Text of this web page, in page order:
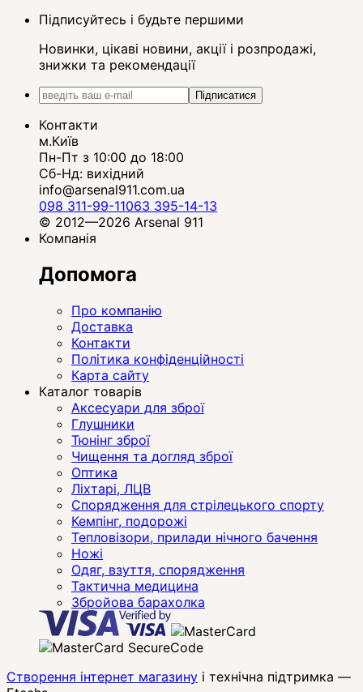
Підписуйтесь і будьте першими
Новинки, цікаві новини, акції і розпродажі,
знижки та рекомендації
Підписатися
Контакти
м.Київ
Пн-Пт з 10:00 до 18:00
Сб-Нд: вихідний
info@arsenal911.com.ua
098 311-99-11063 395-14-13
© 2012—2026 Arsenal 911
Компанія
Допомога
Про компанію
Доставка
Контакти
Політика конфіденційності
Карта сайту
Каталог товарів
Аксесуари для зброї
Глушники
Тюнінг зброї
Чищення та догляд зброї
Оптика
Ліхтарі, ЛЦВ
Спорядження для стрілецького спорту
Кемпінг, подорожі
Тепловізори, прилади нічного бачення
Ножі
Одяг, взуття, спорядження
Тактична медицина
Збройова барахолка
Створення інтернет магазину і технічна підтримка —